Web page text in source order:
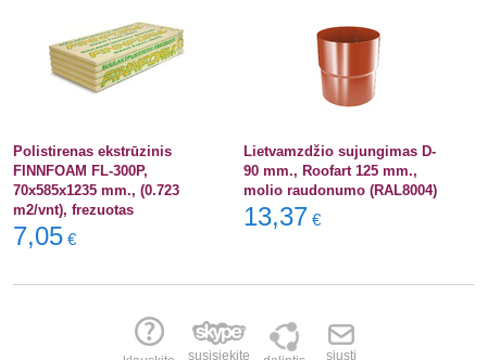
Polistirenas ekstrūzinis
FINNFOAM FL-300P,
70x585x1235 mm., (0.723
m2/vnt), frezuotas
7,05 €
Lietvamzdžio sujungimas D-
90 mm., Roofart 125 mm.,
molio raudonumo (RAL8004)
13,37 €
susisiekite siųsti